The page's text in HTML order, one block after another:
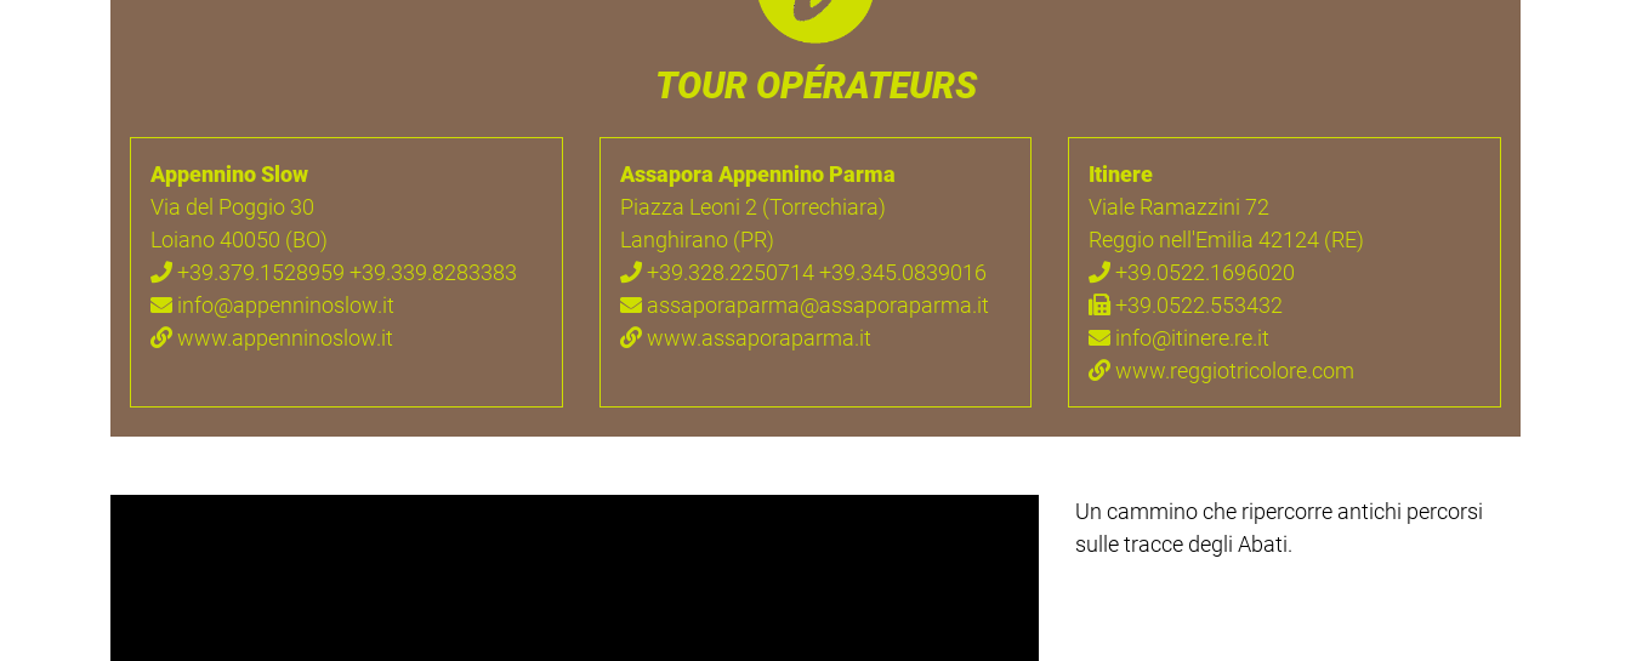
TOUR OPÉRATEURS
Appennino Slow
Via del Poggio 30
Loiano 40050 (BO)
+39.379.1528959 +39.339.8283383
info@appenninoslow.it
www.appenninoslow.it
Assapora Appennino Parma
Piazza Leoni 2 (Torrechiara)
Langhirano (PR)
+39.328.2250714 +39.345.0839016
assaporaparma@assaporaparma.it
www.assaporaparma.it
Itinere
Viale Ramazzini 72
Reggio nell'Emilia 42124 (RE)
+39.0522.1696020
+39.0522.553432
info@itinere.re.it
www.reggiotricolore.com
Un cammino che ripercorre antichi percorsi
sulle tracce degli Abati.